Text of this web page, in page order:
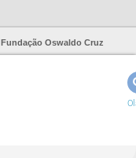
Fundação Oswaldo Cruz